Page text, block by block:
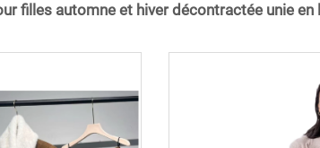
filles automne et hiver décontractée unie